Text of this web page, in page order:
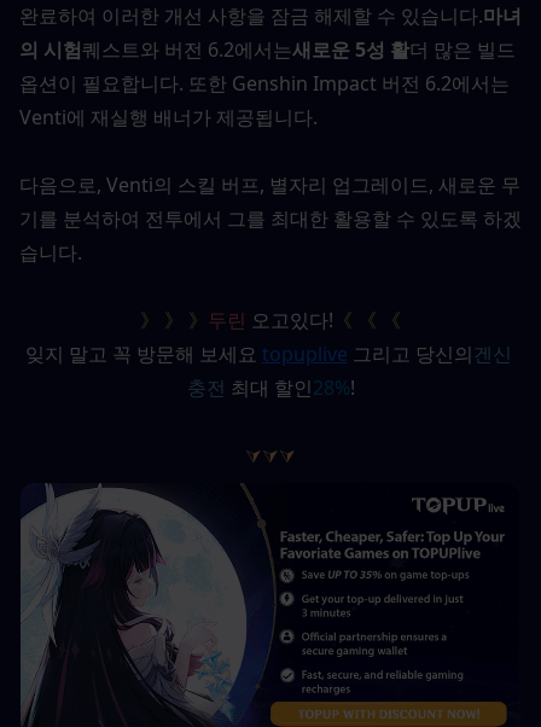
완료하여 이러한 개선 사항을 잠금 해제할 수 있습니다.마녀
의 시험퀘스트와 버전 6.2에서는새로운 5성 활더 많은 빌드
옵션이 필요합니다. 또한 Genshin Impact 버전 6.2에서는
Venti에 재실행 배너가 제공됩니다.
다음으로, Venti의 스킬 버프, 별자리 업그레이드, 새로운 무
기를 분석하여 전투에서 그를 최대한 활용할 수 있도록 하겠
습니다.
》 》 》 두린 오고있다! 《 《 《
잊지 말고 꼭 방문해 보세요 topuplive 그리고 당신의겐신
충전 최대 할인28%!
⮛⮛⮛